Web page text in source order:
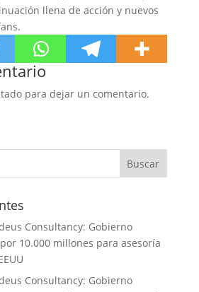
llena de acción y nuevos
para dejar un comentario.
Consultancy: Gobierno
10.000 millones para asesoría
Consultancy: Gobierno